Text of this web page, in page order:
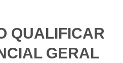
QUALIFICAR
GERAL